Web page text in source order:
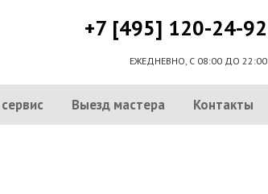
+7 [495] 120-24-92
ЕЖЕДНЕВНО, С 08:00 ДО 22:00
Выезд мастера Контакты